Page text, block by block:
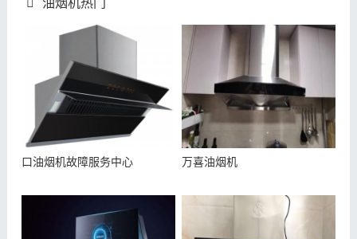
油烟机热门
口油烟机故障服务中心 万喜油烟机